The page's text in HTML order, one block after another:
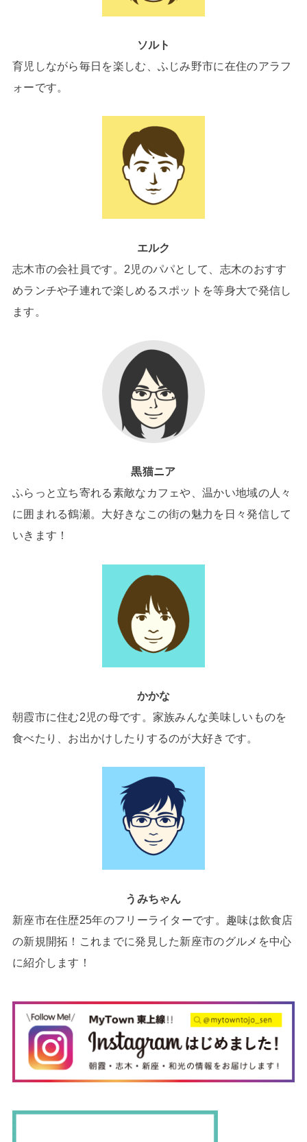
ソルト
育児しながら毎日を楽しむ、ふじみ野市に在住のアラフ
ォーです。
エルク
志木市の会社員です。2児のパパとして、志木のおすす
めランチや子連れで楽しめるスポットを等身大で発信し
ます。
黒猫ニア
ふらっと立ち寄れる素敵なカフェや、温かい地域の人々
に囲まれる鶴瀬。大好きなこの街の魅力を日々発信して
いきます！
かかな
朝霞市に住む2児の母です。家族みんな美味しいものを
食べたり、お出かけしたりするのが大好きです。
うみちゃん
新座市在住歴25年のフリーライターです。趣味は飲食店
の新規開拓！これまでに発見した新座市のグルメを中心
に紹介します！